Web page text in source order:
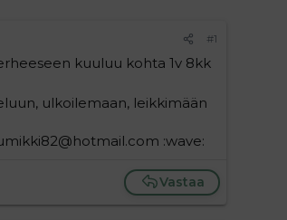
#1
kuuluu kohta 1v 8kk
ulkoilemaan, leikkimään
:wave:
Vastaa